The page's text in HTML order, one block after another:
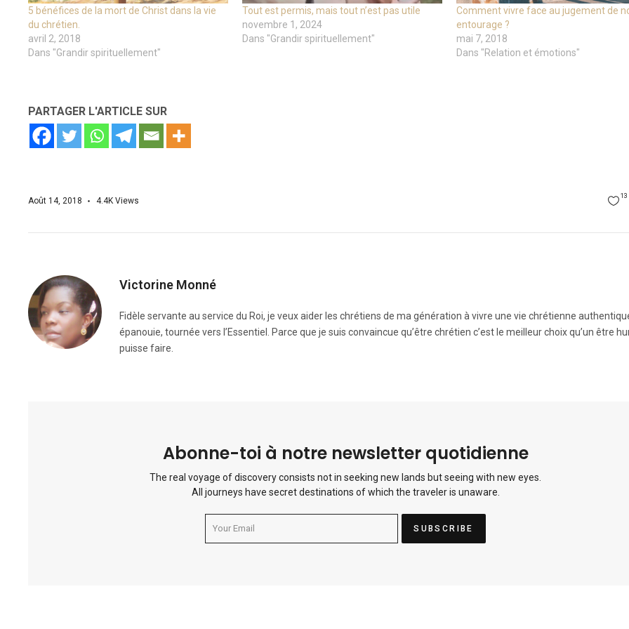
5 bénéfices de la mort de Christ dans la vie
du chrétien.
avril 2, 2018
Dans "Grandir spirituellement"
Tout est permis, mais tout n’est pas utile
novembre 1, 2024
Dans "Grandir spirituellement"
Comment vivre face au jugement de
entourage ?
mai 7, 2018
Dans "Relation et émotions"
PARTAGER L'ARTICLE SUR
Août 14, 2018 4.4K Views 13
Victorine Monné
Fidèle servante au service du Roi, je veux aider les chrétiens de ma génération à vivre une vie chrétienne
épanouie, tournée vers l’Essentiel. Parce que je suis convaincue qu’être chrétien c’est le meilleur choix qu’un être
puisse faire.
Abonne-toi à notre newsletter quotidienne
The real voyage of discovery consists not in seeking new lands but seeing with new eyes.
All journeys have secret destinations of which the traveler is unaware.